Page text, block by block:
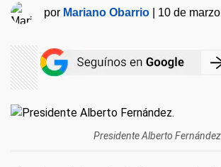
por Mariano Obarrio 10 de
Presidente Alberto Fernández.